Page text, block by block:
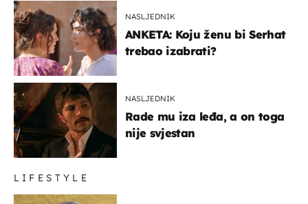
NASLJEDNIK
ANKETA: Koju ženu bi Serhat
trebao izabrati?
NASLJEDNIK
Rade mu iza leđa, a on toga
nije svjestan
LIFESTYLE